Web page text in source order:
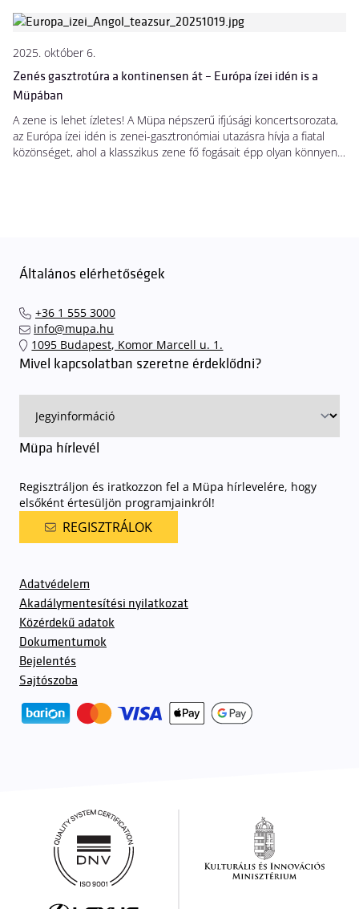
irányíthatják a történéseket.
2025. október 6.
Zenés gasztrotúra a kontinensen át – Európa ízei idén is a
Müpában
A zene is lehet ízletes! A Müpa népszerű ifjúsági koncertsorozata,
az Európa ízei idén is zenei-gasztronómiai utazásra hívja a fiatal
közönséget, ahol a klasszikus zene fő fogásait épp olyan könnyen
Általános elérhetőségek
+36 1 555 3000
info@mupa.hu
1095 Budapest, Komor Marcell u. 1.
Mivel kapcsolatban szeretne érdeklődni?
Müpa hírlevél
Regisztráljon és iratkozzon fel a Müpa hírlevelére, hogy
elsőként értesüljön programjainkról!
REGISZTRÁLOK
Adatvédelem
Akadálymentesítési nyilatkozat
Közérdekű adatok
Dokumentumok
Bejelentés
Sajtószoba